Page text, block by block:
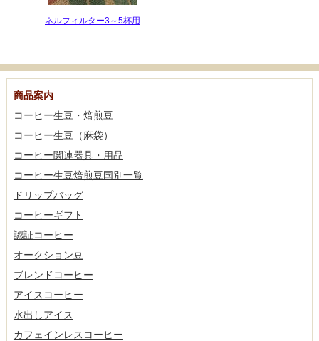
ネルフィルター3～5杯用
商品案内
コーヒー生豆・焙煎豆
コーヒー生豆（麻袋）
コーヒー関連器具・用品
コーヒー生豆焙煎豆国別一覧
ドリップバッグ
コーヒーギフト
認証コーヒー
オークション豆
ブレンドコーヒー
アイスコーヒー
水出しアイス
カフェインレスコーヒー